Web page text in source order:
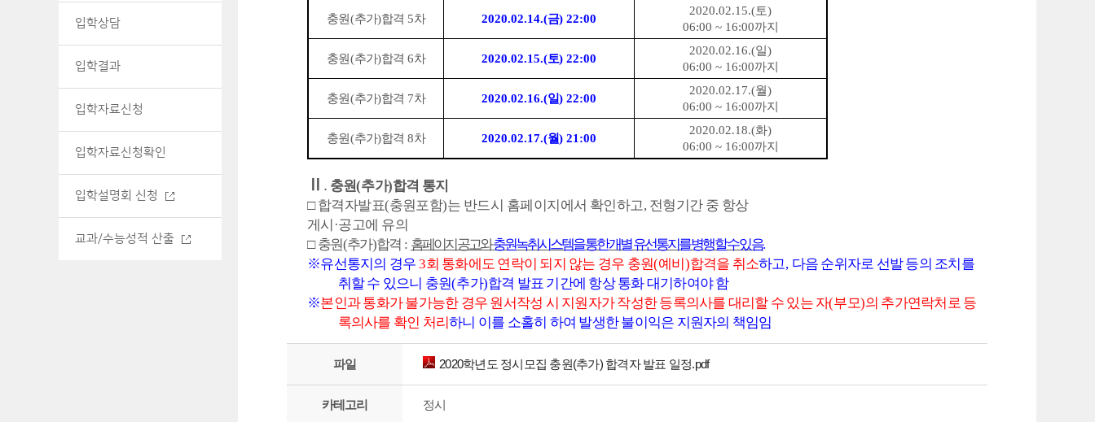
입학상담
입학결과
입학자료신청
입학자료신청확인
입학설명회 신청
교과/수능성적 산출
충원(추가)합격 5차 2020.02.14.(금) 22:00
2020.02.15.(토)
06:00 ~ 16:00까지
충원(추가)합격 6차 2020.02.15.(토) 22:00
2020.02.16.(일)
06:00 ~ 16:00까지
충원(추가)합격 7차 2020.02.16.(일) 22:00
2020.02.17.(월)
06:00 ~ 16:00까지
충원(추가)합격 8차 2020.02.17.(월) 21:00
2020.02.18.(화)
06:00 ~ 16:00까지
. 충원(추가)합격 통지
□ 합격자발표(충원포함)는 반드시 홈페이지에서 확인하고, 전형기간 중 항상
게시 ·공고에 유의
□ 충원(추가)합격 : 홈페이지 공고와충원녹취시스템을 통한 개별 유선통지를 병행 할 수 있음.
※ 유선통지의 경우 3회 통화에도 연락이 되지 않는 경우 충원(예비)합격을 취소하고, 다음 순위자로 선발 등의 조치를
취할 수 있으니 충원(추가)합격 발표 기간에 항상 통화 대기하여야 함
※ 본인과 통화가 불가능한 경우 원서작성 시 지원자가 작성한 등록의사를 대리할 수 있는 자(부모)의 추가연락처로 등
록의사를 확인 처리하니 이를 소홀히 하여 발생한 불이익은 지원자의 책임임
파일 2020학년도 정시모집 충원(추가) 합격자 발표 일정.pdf
카테고리 정시